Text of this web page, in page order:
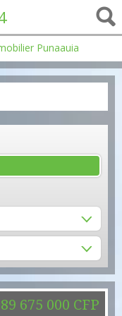
89 675 000 CFP